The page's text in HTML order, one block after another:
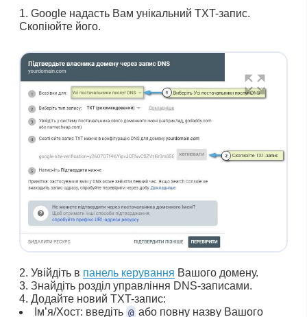
Google надасть Вам унікальний TXT-запис.
Скопіюйте його.
Увійдіть в панель керування Вашого домену.
Знайдіть розділ управління DNS-записами.
Додайте новий TXT-запис:
Ім’я/Хост: введіть @або повну назву Вашого